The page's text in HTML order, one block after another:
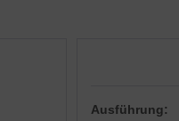
Ausführung: